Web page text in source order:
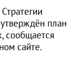
план
сообщается
сайте.